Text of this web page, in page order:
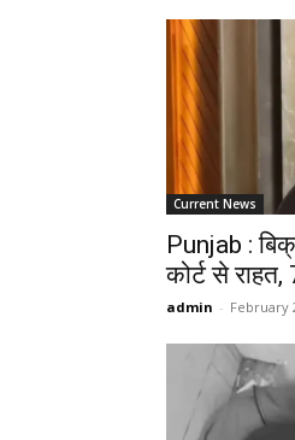
Current News
Punjab :
कोर्ट से
admin - February